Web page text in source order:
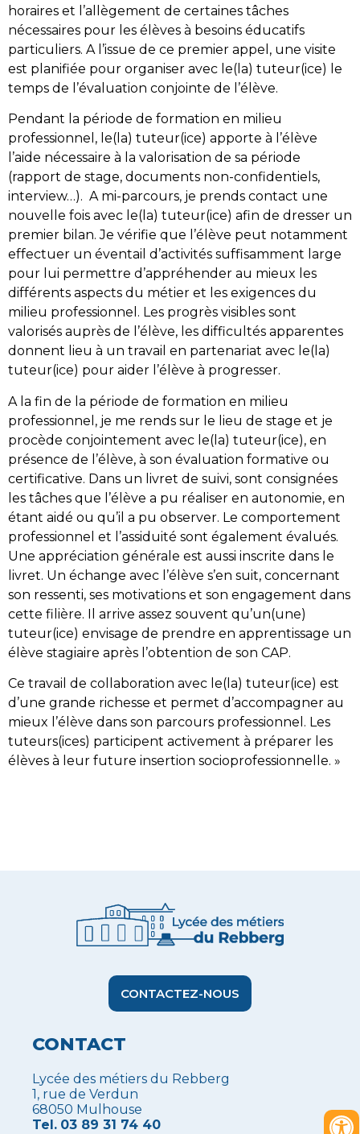
horaires et l’allègement de certaines tâches
nécessaires pour les élèves à besoins éducatifs
particuliers. A l’issue de ce premier appel, une visite
est planifiée pour organiser avec le(la) tuteur(ice) le
temps de l’évaluation conjointe de l’élève.
Pendant la période de formation en milieu
professionnel, le(la) tuteur(ice) apporte à l’élève
l’aide nécessaire à la valorisation de sa période
(rapport de stage, documents non-confidentiels,
interview…). A mi-parcours, je prends contact une
nouvelle fois avec le(la) tuteur(ice) afin de dresser un
premier bilan. Je vérifie que l’élève peut notamment
effectuer un éventail d’activités suffisamment large
pour lui permettre d’appréhender au mieux les
différents aspects du métier et les exigences du
milieu professionnel. Les progrès visibles sont
valorisés auprès de l’élève, les difficultés apparentes
donnent lieu à un travail en partenariat avec le(la)
tuteur(ice) pour aider l’élève à progresser.
A la fin de la période de formation en milieu
professionnel, je me rends sur le lieu de stage et je
procède conjointement avec le(la) tuteur(ice), en
présence de l’élève, à son évaluation formative ou
certificative. Dans un livret de suivi, sont consignées
les tâches que l’élève a pu réaliser en autonomie, en
étant aidé ou qu’il a pu observer. Le comportement
professionnel et l’assiduité sont également évalués.
Une appréciation générale est aussi inscrite dans le
livret. Un échange avec l’élève s’en suit, concernant
son ressenti, ses motivations et son engagement dans
cette filière. Il arrive assez souvent qu’un(une)
tuteur(ice) envisage de prendre en apprentissage un
élève stagiaire après l’obtention de son CAP.
Ce travail de collaboration avec le(la) tuteur(ice) est
d’une grande richesse et permet d’accompagner au
mieux l’élève dans son parcours professionnel. Les
tuteurs(ices) participent activement à préparer les
élèves à leur future insertion socioprofessionnelle. »
CONTACTEZ-NOUS
CONTACT
Lycée des métiers du Rebberg
1, rue de Verdun
68050 Mulhouse
Tel. 03 89 31 74 40